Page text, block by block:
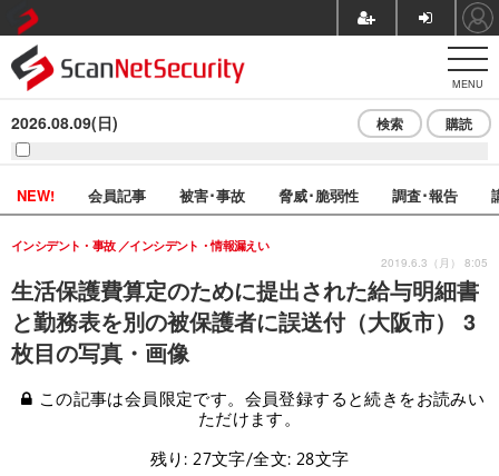
MENU
2026.08.09(日) 検索 購読
NEW! 会員記事 被害･事故 脅威･脆弱性 調査･報告
生活保護費算定のために提出された給与明細書
と勤務表を別の被保護者に誤送付（大阪市） 3
枚目の写真・画像
インシデント・事故 インシデント・情報漏えい
2019.6.3（月） 8:05
この記事は会員限定です。会員登録すると続きをお読みい
ただけます。
残り: 27文字/全文: 28文字